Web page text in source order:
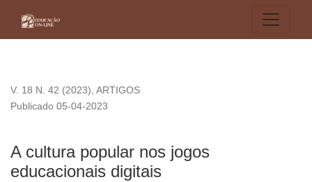
V. 18 N. 42 (2023), ARTIGOS
A cultura popular nos jogos
educacionais digitais
Publicado 05-04-2023